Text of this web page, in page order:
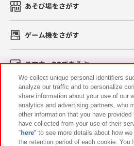
あそび場をさがす
ゲーム機をさがす
スマホ・PCであそぶ
イベント・キャンペーン
関連会社 サステナビリティ
We collect unique personal identifiers
analyze our traffic and to personalize
share information about your use of our
analytics and advertising partners, who
other information that you have
have collected from your use of their
" here" to see more details about how
the retention period of each cookie. You